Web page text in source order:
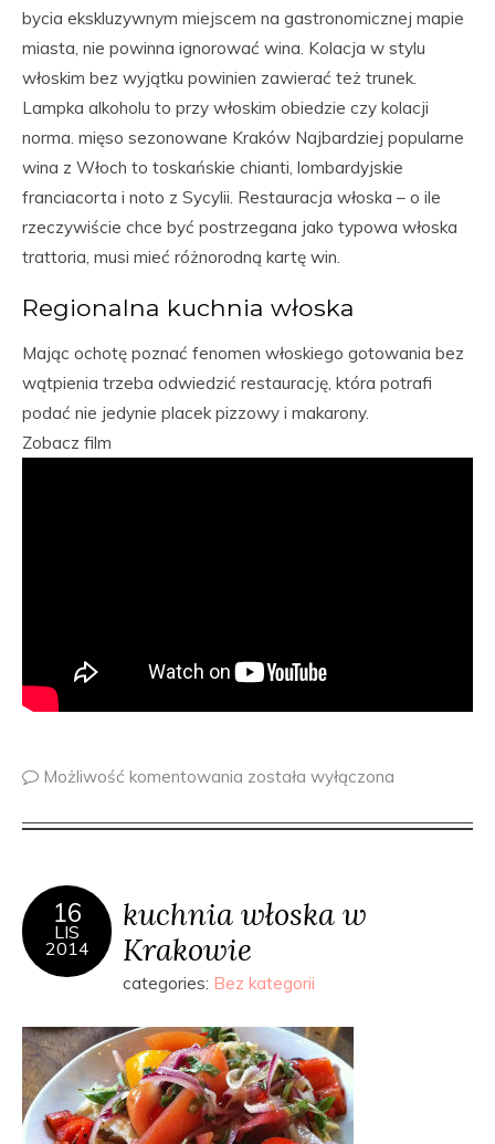
bycia ekskluzywnym miejscem na gastronomicznej mapie
miasta, nie powinna ignorować wina. Kolacja w stylu
włoskim bez wyjątku powinien zawierać też trunek.
Lampka alkoholu to przy włoskim obiedzie czy kolacji
norma. mięso sezonowane Kraków Najbardziej popularne
wina z Włoch to toskańskie chianti, lombardyjskie
franciacorta i noto z Sycylii. Restauracja włoska – o ile
rzeczywiście chce być postrzegana jako typowa włoska
trattoria, musi mieć różnorodną kartę win.
Regionalna kuchnia włoska
Mając ochotę poznać fenomen włoskiego gotowania bez
wątpienia trzeba odwiedzić restaurację, która potrafi
podać nie jedynie placek pizzowy i makarony.
Zobacz film
Możliwość komentowania została wyłączona
16
LIS
2014
kuchnia włoska w
Krakowie
categories: Bez kategorii